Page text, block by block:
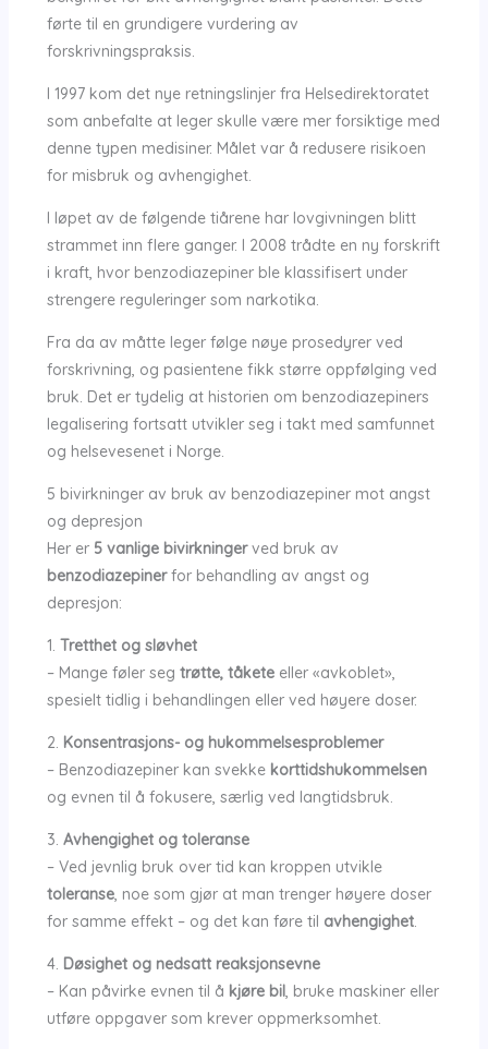
førte til en grundigere vurdering av
forskrivningspraksis.
I 1997 kom det nye retningslinjer fra Helsedirektoratet
som anbefalte at leger skulle være mer forsiktige med
denne typen medisiner. Målet var å redusere risikoen
for misbruk og avhengighet.
I løpet av de følgende tiårene har lovgivningen blitt
strammet inn flere ganger. I 2008 trådte en ny forskrift
i kraft, hvor benzodiazepiner ble klassifisert under
strengere reguleringer som narkotika.
Fra da av måtte leger følge nøye prosedyrer ved
forskrivning, og pasientene fikk større oppfølging ved
bruk. Det er tydelig at historien om benzodiazepiners
legalisering fortsatt utvikler seg i takt med samfunnet
og helsevesenet i Norge.
5 bivirkninger av bruk av benzodiazepiner mot angst
og depresjon
Her er 5 vanlige bivirkningerved bruk av
benzodiazepinerfor behandling av angst og
depresjon:
1. Tretthet og sløvhet
– Mange føler seg trøtte, tåketeeller «avkoblet»,
spesielt tidlig i behandlingen eller ved høyere doser.
2. Konsentrasjons- og hukommelsesproblemer
– Benzodiazepiner kan svekke korttidshukommelsen
og evnen til å fokusere, særlig ved langtidsbruk.
3. Avhengighet og toleranse
– Ved jevnlig bruk over tid kan kroppen utvikle
toleranse, noe som gjør at man trenger høyere doser
for samme effekt – og det kan føre til avhengighet.
4. Døsighet og nedsatt reaksjonsevne
– Kan påvirke evnen til å kjøre bil, bruke maskiner eller
utføre oppgaver som krever oppmerksomhet.